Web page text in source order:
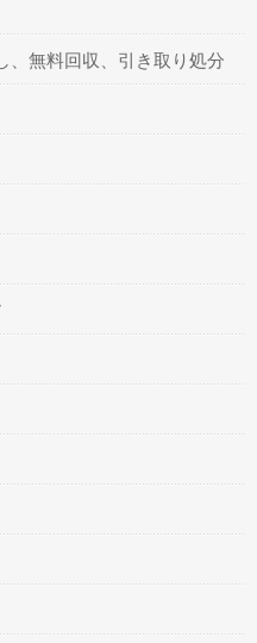
、無料回収、引き取り処分